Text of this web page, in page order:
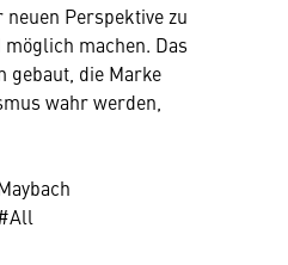
Perspektive zu
machen. Das
gebaut, die Marke
wahr werden,